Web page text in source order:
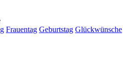
Frauentag Geburtstag Glückwünsche